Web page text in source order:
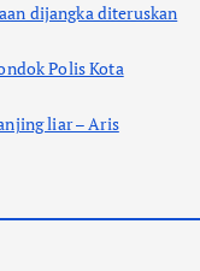
dijangka diteruskan
Polis Kota
liar – Aris